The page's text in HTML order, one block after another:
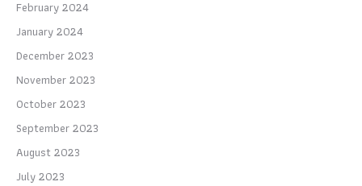
February 2024
January 2024
December 2023
November 2023
October 2023
September 2023
August 2023
July 2023